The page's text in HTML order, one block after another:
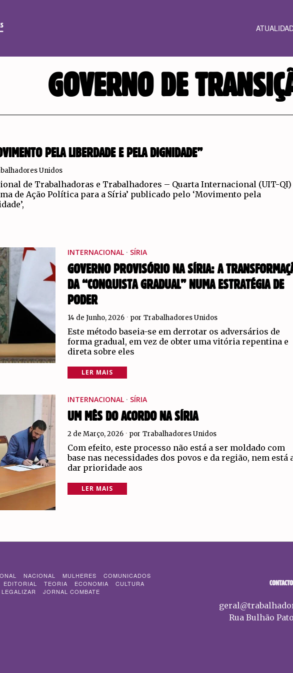
GOVERNO DE
PELA LIBERDADE E PELA DIGNIDADE”
Unidos
de Trabalhadoras e Trabalhadores – Quarta Internacional (UIT-QI)
de Ação Política para a Síria’ publicado pelo ‘Movimento pela
INTERNACIONAL · SÍRIA
GOVERNO PROVISÓRIO NA SÍRIA: A
DA “CONQUISTA GRADUAL” NUMA ESTRATÉGIA DE
PODER
14 de Junho, 2026 por Trabalhadores Unidos
Este método baseia-se em derrotar os adversários de
forma gradual, em vez de obter uma vitória repentina e
direta sobre eles
LER MAIS
INTERNACIONAL · SÍRIA
UM MÊS DO ACORDO NA SÍRIA
2 de Março, 2026 por Trabalhadores Unidos
Com efeito, este processo não está a ser moldado com
base nas necessidades dos povos e da região, nem está
dar prioridade aos
LER MAIS
NACIONAL MULHERES
COMUNICADOS
EDITORIAL TEORIA ECONOMIA
CULTURA
JORNAL COMBATE
Rua Bulhão